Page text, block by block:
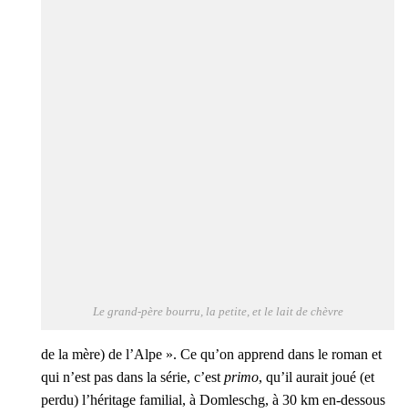
Le grand-père bour­ru, la petite, et le lait de chèvre
de la mère) de l’Alpe ». Ce qu’on apprend dans le roman et
qui n’est pas dans la série, c’est pri­mo, qu’il aurait joué (et
per­du) l’hé­ri­tage fami­lial, à Dom­les­chg, à 30 km en-des­sous